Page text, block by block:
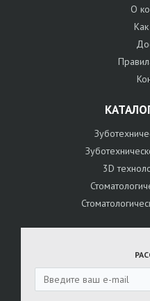
О
Как
3D